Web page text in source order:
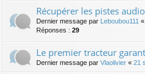
Récupérer les pistes
Dernier message par Leboubou111 «
Réponses : 29
Le premier tracteur
Dernier message par Vlaolivier « 21